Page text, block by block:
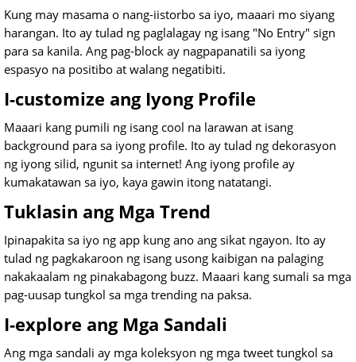
Kung may masama o nang-iistorbo sa iyo, maaari mo siyang
harangan. Ito ay tulad ng paglalagay ng isang "No Entry" sign
para sa kanila. Ang pag-block ay nagpapanatili sa iyong
espasyo na positibo at walang negatibiti.
I-customize ang Iyong Profile
Maaari kang pumili ng isang cool na larawan at isang
background para sa iyong profile. Ito ay tulad ng dekorasyon
ng iyong silid, ngunit sa internet! Ang iyong profile ay
kumakatawan sa iyo, kaya gawin itong natatangi.
Tuklasin ang Mga Trend
Ipinapakita sa iyo ng app kung ano ang sikat ngayon. Ito ay
tulad ng pagkakaroon ng isang usong kaibigan na palaging
nakakaalam ng pinakabagong buzz. Maaari kang sumali sa mga
pag-uusap tungkol sa mga trending na paksa.
I-explore ang Mga Sandali
Ang mga sandali ay mga koleksyon ng mga tweet tungkol sa